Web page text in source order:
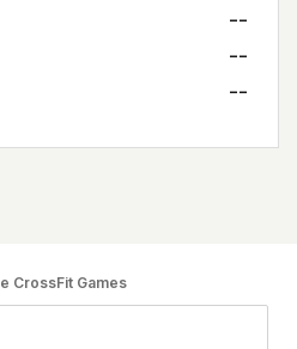
--
--
--
CrossFit Games